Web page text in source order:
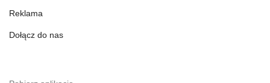
Reklama
Dołącz do nas